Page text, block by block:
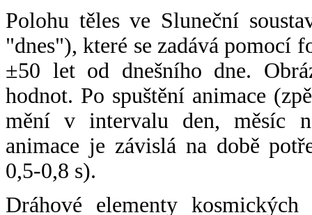
Polohu těles ve Sluneční
"dnes"), které se zadává pomocí
±50 let od dnešního dne.
hodnot. Po spuštění animace
mění v intervalu den, měsíc
animace je závislá na době
0,5-0,8 s).
Dráhové elementy